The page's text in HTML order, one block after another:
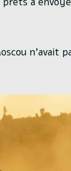
n’avait